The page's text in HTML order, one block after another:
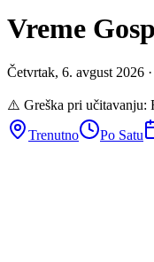
Vreme
Četvrtak, 6. avgust 2026
⚠️ Greška pri učitavanju:
Trenutno
Po Satu